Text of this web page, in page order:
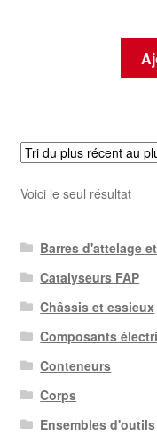
Voici le seul résultat
Barres d'attelage
Catalyseurs FAP
Châssis et essieux
Composants
Conteneurs
Corps
Ensembles d'outils